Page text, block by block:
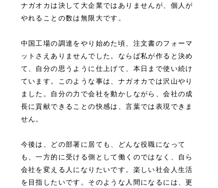
ナガオカは決して大企業ではありませんが、個人が
やれることの数は無限大です。
中国工場の調達をやり始めた頃、注文書のフォーマ
ットさえありませんでした。ならば私が作ると決め
て、自分の思うように仕上げて、本日まで使い続け
ています。このような事は、ナガオカでは沢山やり
ました。自分の力で会社を動かしながら、会社の成
長に貢献できることの快感は、言葉では表現できま
せん。
今後は、どの部署に居ても、どんな役職になって
も、一方的に受ける側として働くのではなく、自ら
会社を変える人になりたいです。楽しい社会人生活
を目指したいです。そのような人間になるには、更